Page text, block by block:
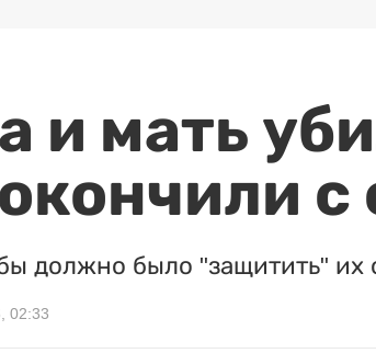
и мать
с
должно было "защитить" их
02:33